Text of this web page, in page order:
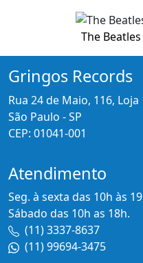
The Beatles
Gringos Records
Rua 24 de Maio, 116, Loja
São Paulo - SP
CEP: 01041-001
Atendimento
Seg. à sexta das 10h às
Sábado das 10h as 18h.
(11) 3337-8637
(11) 99694-3475